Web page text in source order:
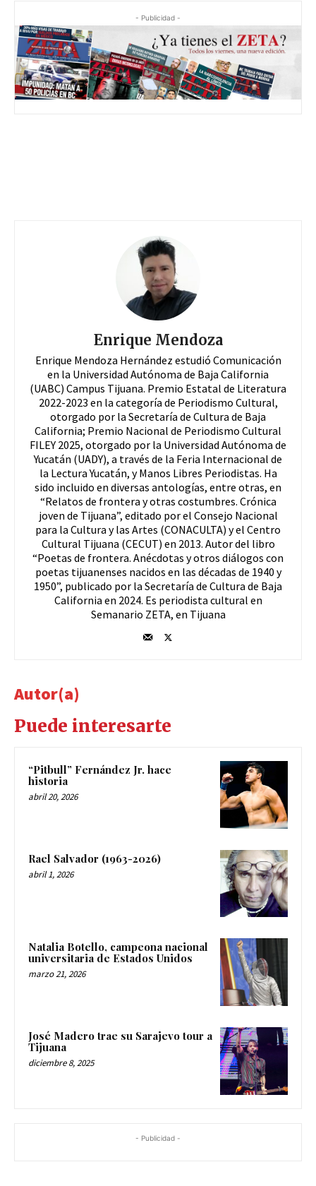
- Publicidad -
Enrique Mendoza
Enrique Mendoza Hernández estudió Comunicación
en la Universidad Autónoma de Baja California
(UABC) Campus Tijuana. Premio Estatal de Literatura
2022-2023 en la categoría de Periodismo Cultural,
otorgado por la Secretaría de Cultura de Baja
California; Premio Nacional de Periodismo Cultural
FILEY 2025, otorgado por la Universidad Autónoma de
Yucatán (UADY), a través de la Feria Internacional de
la Lectura Yucatán, y Manos Libres Periodistas. Ha
sido incluido en diversas antologías, entre otras, en
“Relatos de frontera y otras costumbres. Crónica
joven de Tijuana”, editado por el Consejo Nacional
para la Cultura y las Artes (CONACULTA) y el Centro
Cultural Tijuana (CECUT) en 2013. Autor del libro
“Poetas de frontera. Anécdotas y otros diálogos con
poetas tijuanenses nacidos en las décadas de 1940 y
1950”, publicado por la Secretaría de Cultura de Baja
California en 2024. Es periodista cultural en
Semanario ZETA, en Tijuana
Autor(a)
Puede interesarte
“Pitbull” Fernández Jr. hace
historia
abril 20, 2026
Rael Salvador (1963-2026)
abril 1, 2026
Natalia Botello, campeona nacional
universitaria de Estados Unidos
marzo 21, 2026
José Madero trae su Sarajevo tour a
Tijuana
diciembre 8, 2025
- Publicidad -